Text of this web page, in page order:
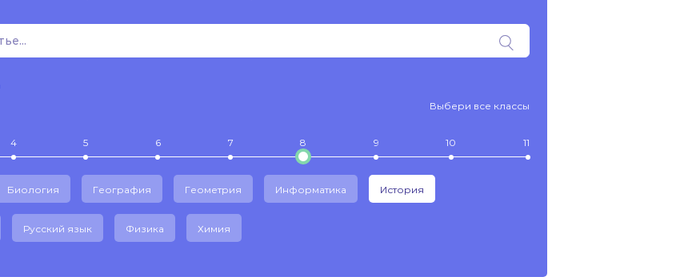
Выбери все классы
4 5 6 7 8 9 10 11
Биология География Геометрия Информатика История
Русский язык Физика Химия